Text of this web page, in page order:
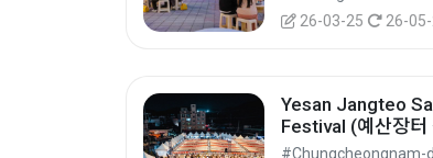
26-03-25
26-
Yesan Jangteo
Festival (예산장터
제)